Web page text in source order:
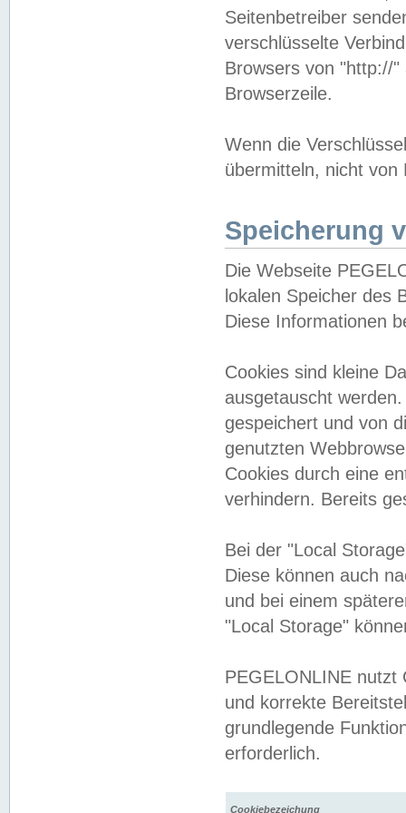
Seitenbetreiber
verschlüsselte
Browsers von "http://
Browserzeile.
Wenn die
übermitteln, nicht von
Speicherung
Die Webseite
lokalen Speicher des
Diese Informationen
Cookies sind kleine
ausgetauscht
gespeichert und von
genutzten
Cookies durch eine
verhindern. Bereits
Bei der "Local
Diese können auch
und bei einem
"Local Storage"
PEGELONLINE nutzt
und korrekte
grundlegende
erforderlich.
Cookiebezeichung